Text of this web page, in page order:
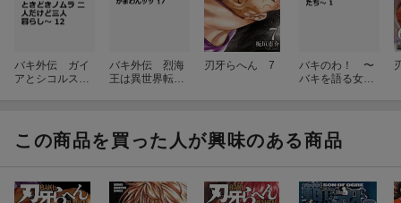
バキ外伝 ガイ
アとシコルスキ
し〜 12
バキ外伝 烈海
王は異世界転生
刃牙らへん 7
バキのわ！ 〜
バキを語る女子
この商品を買った人が興味のある商品